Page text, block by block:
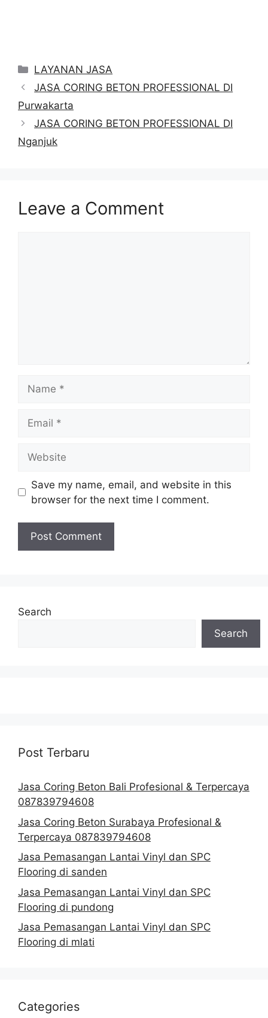
Categories
LAYANAN JASA
JASA CORING BETON PROFESSIONAL DI
Purwakarta
JASA CORING BETON PROFESSIONAL DI
Nganjuk
Leave a Comment
Save my name, email, and website in this
browser for the next time I comment.
Search
Search
Post Terbaru
Jasa Coring Beton Bali Profesional & Terpercaya
087839794608
Jasa Coring Beton Surabaya Profesional &
Terpercaya 087839794608
Jasa Pemasangan Lantai Vinyl dan SPC
Flooring di sanden
Jasa Pemasangan Lantai Vinyl dan SPC
Flooring di pundong
Jasa Pemasangan Lantai Vinyl dan SPC
Flooring di mlati
Categories